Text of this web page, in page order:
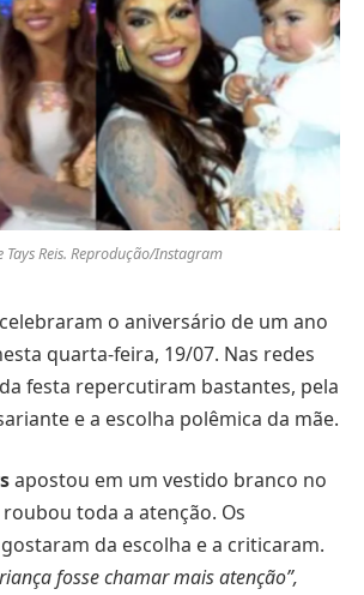
Tays Reis. Reprodução/Instagram
celebraram o aniversário de um ano
quarta-feira, 19/07. Nas redes
festa repercutiram bastantes, pela
e a escolha polêmica da mãe.
apostou em um vestido branco no
toda a atenção. Os
da escolha e a criticaram.
fosse chamar mais atenção”,